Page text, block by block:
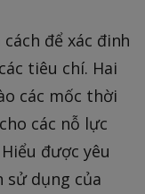
để xác đinh
tiêu chí. Hai
các mốc thời
các nỗ lực
được yêu
sử dụng của